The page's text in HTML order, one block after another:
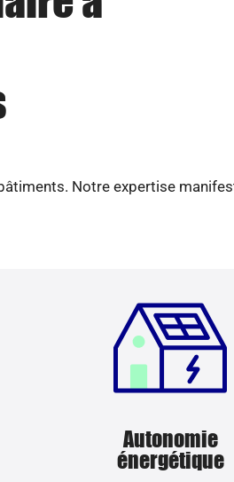
Notre expertise
Autonomie
énergétique